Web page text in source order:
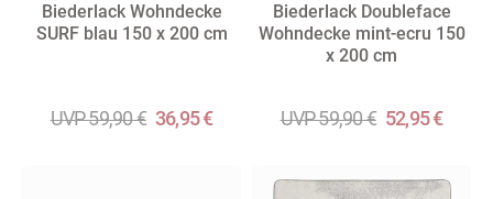
Biederlack Wohndecke
SURF blau 150 x 200 cm
UVP 59,90 € 36,95 €
Biederlack Doubleface
Wohndecke mint-ecru 150
x 200 cm
UVP 59,90 € 52,95 €